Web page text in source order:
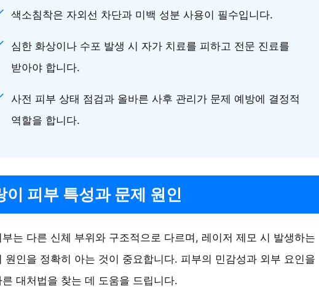
색소침착은 자외선 차단과 미백 성분 사용이 필수입니다.
심한 화상이나 수포 발생 시 자가 치료를 피하고 전문 진료를
받아야 합니다.
사전 피부 상태 점검과 올바른 사후 관리가 문제 예방에 결정적
역할을 합니다.
이 피부 특성과 문제 원인
는 다른 신체 부위와 구조적으로 다르며, 레이저 제모 시 발생하는
원인을 정확히 아는 것이 중요합니다. 피부의 민감성과 외부 요인을
대처법을 찾는 데 도움을 드립니다.